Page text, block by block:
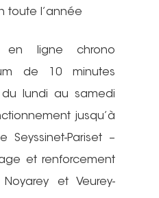
toute l’année
en ligne chrono
de 10 minutes
lundi au samedi
jusqu’à
Seyssinet-Pariset –
et renforcement
et Veurey-